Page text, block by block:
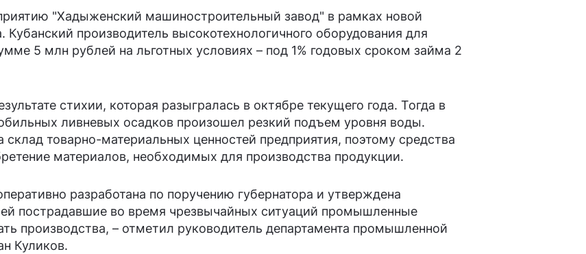
"Хадыженский машиностроительный завод" в рамках новой
производитель высокотехнологичного оборудования для
5 млн рублей на льготных условиях – под 1% годовых сроком займа 2
стихии, которая разыгралась в октябре текущего года. Тогда в
ливневых осадков произошел резкий подъем уровня воды.
товарно-материальных ценностей предприятия, поэтому средства
материалов, необходимых для производства продукции.
разработана по поручению губернатора и утверждена
пострадавшие во время чрезвычайных ситуаций промышленные
производства, – отметил руководитель департамента промышленной
Куликов.